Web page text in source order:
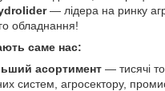
— лідера на ринку
обладнання!
саме нас:
асортимент — тисячі
систем, агросектору,